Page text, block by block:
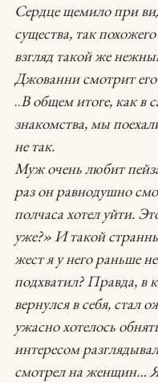
Сердце щемило при
существа, так
взгляд такой же
Джованни смотрит его
..В общем итоге, как в
знакомства, мы
не так.
Муж очень любит
раз он равнодушно
полчаса хотел уйти.
уже?» И такой
жест я у него раньше
подхватил? Правда, в
вернулся в себя,
ужасно хотелось
интересом
смотрел на женщин…